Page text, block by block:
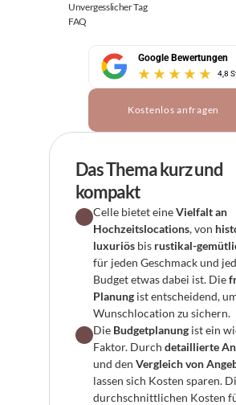
Unvergesslicher Tag
FAQ
Google Bewertungen
4,8
Kostenlos anfragen
Das Thema kurz und
kompakt
Celle bietet eine Vielfalt an
Hochzeitslocations, von
luxuriös bis rustikal-
für jeden Geschmack und
Budget etwas dabei ist. Die
Planung ist entscheidend,
Wunschlocation zu sichern.
Die Budgetplanung ist ein
Faktor. Durch detaillierte
und den Vergleich von
lassen sich Kosten sparen.
durchschnittlichen Kosten